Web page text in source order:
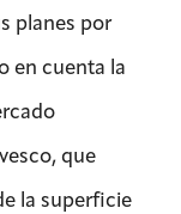
planes por
en cuenta la
que
la superficie